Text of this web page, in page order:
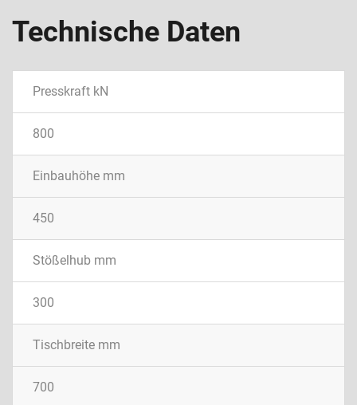
Technische Daten
Presskraft kN
800
Einbauhöhe mm
450
Stößelhub mm
300
Tischbreite mm
700